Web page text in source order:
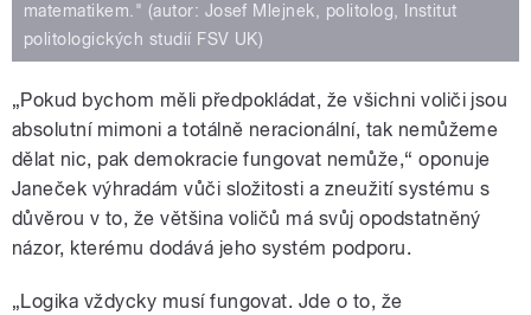
matematikem." (autor: Josef Mlejnek, politolog, Institut
politologických studií FSV UK)
„Pokud bychom měli předpokládat, že všichni voliči jsou
absolutní mimoni a totálně neracionální, tak nemůžeme
dělat nic, pak demokracie fungovat nemůže,“ oponuje
Janeček výhradám vůči složitosti a zneužití systému s
důvěrou v to, že většina voličů má svůj opodstatněný
názor, kterému dodává jeho systém podporu.
„Logika vždycky musí fungovat. Jde o to, že